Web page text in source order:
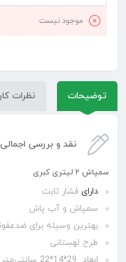
موجود نیست
توضیحات نظرات
نقد و بررسی اجمالی
سمپاش ۲ لیتری کبری
دارای فشار ثابت
سمپاش و آب پاش
بهترین وسیله برای
طرح لهستانی